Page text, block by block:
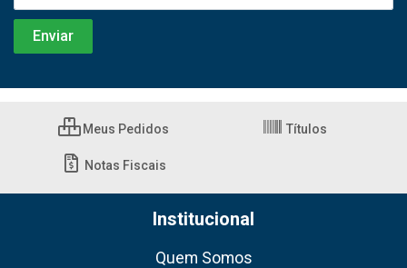
Meus Pedidos Títulos
Notas Fiscais
Institucional
Quem Somos